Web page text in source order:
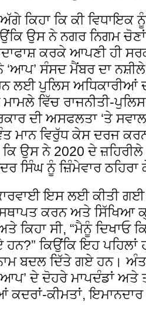
ਕਿਹਾ ਕਿ ਕੀ ਵਿਧਾਇਕ
ਉਸ ਨੇ ਨਗਰ ਨਿਗਮ
ਕਰਕੇ ਆਪਣੀ ਹੀ
ਸੰਸਦ ਮੈਂਬਰ ਦਾ ਨਸ਼ੀਲੇ
ਲਈ ਪੁਲਿਸ ਅਧਿਕਾਰੀਆਂ
ਮਾਮਲੇ ਵਿੱਚ ਰਾਜਨੀਤੀ-
ਦੀ ਅਸਫਲਤਾ ‘ਤੇ
ਮਾਨ ਵਿਰੁੱਧ ਕੇਸ ਦਰਜ
ਉਸ ਨੇ 2020 ਦੇ
ਸਿੰਘ ਨੂੰ ਜ਼ਿੰਮੇਵਾਰ
ਇਸ ਲਈ ਕੀਤੀ
ਕਰਨ ਅਤੇ ਸਿੱਖਿਆ
ਕਿਹਾ ਸੀ, “ਮੈਨੂੰ
ਕਿਉਂਕਿ ਇਹ ਪਹਿਲਾਂ
ਬਦਲ ਦਿੱਤੇ ਗਏ ਹਨ। ਅੰਤ
ਦੇ ਦੋਹਰੇ ਮਾਪਦੰਡਾਂ ਅਤੇ
ਕਦਰਾਂ-ਕੀਮਤਾਂ,